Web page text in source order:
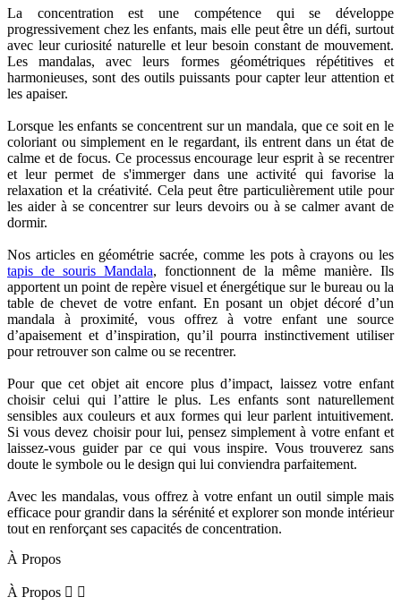
La concentration est une compétence qui se développe
progressivement chez les enfants, mais elle peut être un défi, surtout
avec leur curiosité naturelle et leur besoin constant de mouvement.
Les mandalas, avec leurs formes géométriques répétitives et
harmonieuses, sont des outils puissants pour capter leur attention et
les apaiser.
Lorsque les enfants se concentrent sur un mandala, que ce soit en le
coloriant ou simplement en le regardant, ils entrent dans un état de
calme et de focus. Ce processus encourage leur esprit à se recentrer
et leur permet de s'immerger dans une activité qui favorise la
relaxation et la créativité. Cela peut être particulièrement utile pour
les aider à se concentrer sur leurs devoirs ou à se calmer avant de
dormir.
Nos articles en géométrie sacrée, comme les pots à crayons ou les
tapis de souris Mandala, fonctionnent de la même manière. Ils
apportent un point de repère visuel et énergétique sur le bureau ou la
table de chevet de votre enfant. En posant un objet décoré d’un
mandala à proximité, vous offrez à votre enfant une source
d’apaisement et d’inspiration, qu’il pourra instinctivement utiliser
pour retrouver son calme ou se recentrer.
Pour que cet objet ait encore plus d’impact, laissez votre enfant
choisir celui qui l’attire le plus. Les enfants sont naturellement
sensibles aux couleurs et aux formes qui leur parlent intuitivement.
Si vous devez choisir pour lui, pensez simplement à votre enfant et
laissez-vous guider par ce qui vous inspire. Vous trouverez sans
doute le symbole ou le design qui lui conviendra parfaitement.
Avec les mandalas, vous offrez à votre enfant un outil simple mais
efficace pour grandir dans la sérénité et explorer son monde intérieur
tout en renforçant ses capacités de concentration.
À Propos
À Propos  